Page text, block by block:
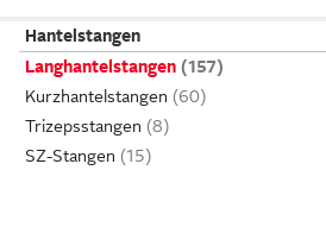
Hantelstangen
Langhantelstangen
Kurzhantelstangen
Trizepsstangen
SZ-Stangen